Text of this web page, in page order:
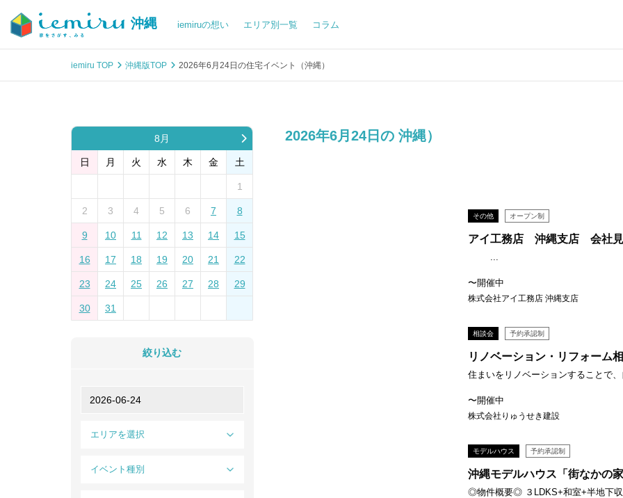
沖縄 iemiruの想い エリア別一覧 コラム
iemiru TOP 沖縄版TOP 2026年6月24日の住宅イベント（沖縄）
2026年6月24日の 沖縄）
その他 オープン制
アイ工務店 沖縄支店 会社見
...
〜開催中
株式会社アイ工務店 沖縄支店
相談会 予約承認制
リノベーション・リフォーム
住まいをリノベーションすることで
〜開催中
株式会社りゅうせき建設
モデルハウス 予約承認制
沖縄モデルハウス「街なかの
◎物件概要◎ ３LDKS+和室+半地下
8月
日 月 火 水 木 金 土
1
2 3 4 5 6 7 8
9 10 11 12 13 14 15
16 17 18 19 20 21 22
23 24 25 26 27 28 29
30 31
絞り込む
エリアを選択
イベント種別